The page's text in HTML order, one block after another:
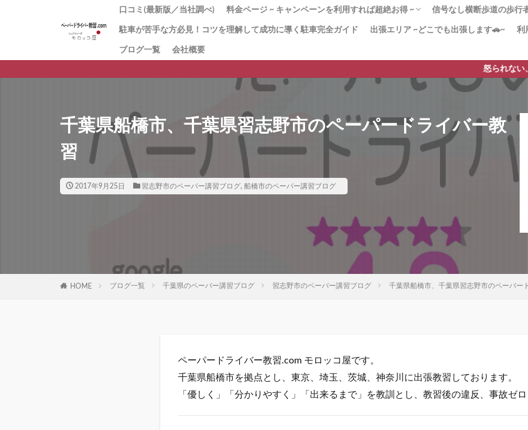
口コミ(最新版／当社調べ) 料金ページ ~ キャンペーンを利用すれば超絶お得 ~
1番人気！180分x３回パック 迷ったらこのプラン！
「とにかく安全運転」コース ペーパードライバー講
お試し120分のペーパードライバー講習
回数券１２（3時間x12回）教習所から学び直したい
「キャンペーン」で安く質の高いペーパードライバ
初心者講習 –免許取得1年以内–
値段の理由 なぜ高い!?ペーパードライバー講習
信号なし横断歩道の歩行
[動画]みんなも止まれ
より安全な歩行者優先
横断歩道の安全対策【
横断歩道に自転車→停
【38条2項】横断歩道
駐車が苦手な方必見！コツを理解して成功に導く駐車完全ガイド 出張エリア ~どこでも出張します🚗~ 利
ブログ一覧 会社概要
怒られない、質の高いペー
千葉県船橋市、千葉県習志野市のペーパードライバー教
習
2017年9月25日 習志野市のペーパー講習ブログ, 船橋市のペーパー講習ブログ
HOME ブログ一覧 千葉県のペーパー講習ブログ 習志野市のペーパー講習ブログ 千葉県船橋市、千葉県習志野市のペーパー
ペーパードライバー教習.com モロッコ屋です。
千葉県船橋市を拠点とし、東京、埼玉、茨城、神奈川に出張教習しております。
「優しく」「分かりやすく」「出来るまで」を教訓とし、教習後の違反、事故ゼ